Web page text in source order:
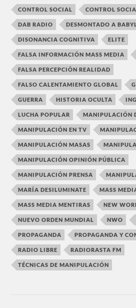
CONTROL SOCIAL CONTROL
DAB RADIO DESMONTADO A
DISONANCIA COGNITIVA ELITE
FALSA INFORMACIÓN MASS MEDIA
FALSA PERCEPCIÓN REALIDAD
FALSO CALENTAMIENTO GLOBAL
GUERRA HISTORIA OCULTA
LUCHA POPULAR MANIPULACIÓN
MANIPULACIÓN EN TV
MANIPULACIÓN MASAS
MANIPULACIÓN OPINIÓN PÚBLICA
MANIPULACIÓN PRENSA
MARÍA DESILUMINATE MASS
MASS MEDIA MENTIRAS NEW
NUEVO ORDEN MUNDIAL NWO
PROPAGANDA PROPAGANDA Y
RADIO LIBRE RADIORASTA FM
TÉCNICAS DE MANIPULACIÓN